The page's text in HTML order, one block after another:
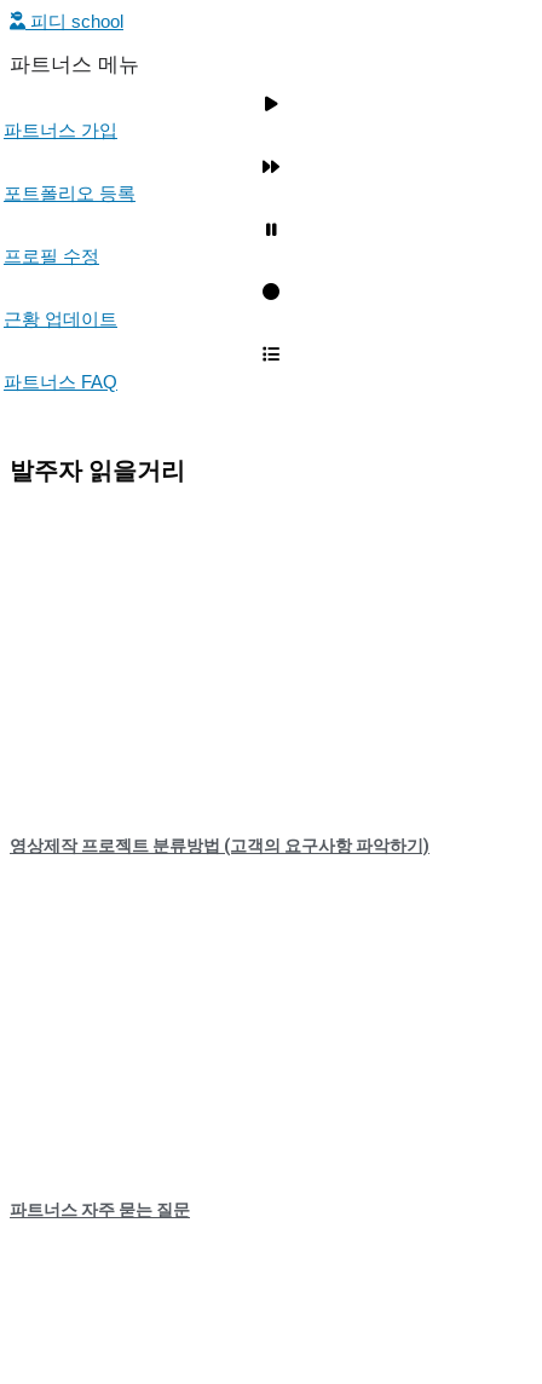
피디 school
파트너스 메뉴
파트너스 가입
포트폴리오 등록
프로필 수정
근황 업데이트
파트너스 FAQ
발주자 읽을거리
영상제작 프로젝트 분류방법 (고객의 요구사항 파악하기)
파트너스 자주 묻는 질문